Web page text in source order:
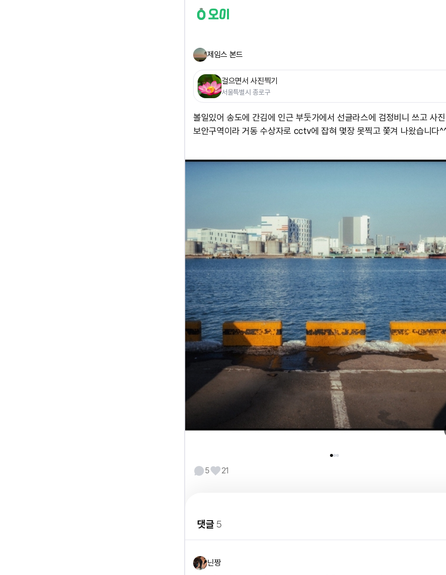
제임스 본드
걸으면서 사진찍기
서울특별시 종로구
볼일있어 송도에 간김에 인근 부둣가에서 선글라스에 검정비니 쓰고 사
보안구역이라 거동 수상자로 cctv에 잡혀 몇장 못찍고 쫓겨 나왔습니다
5 21
댓글5
닌짱